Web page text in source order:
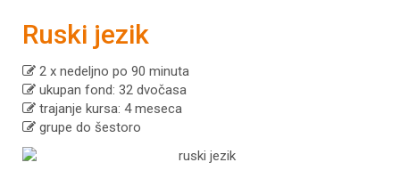
Ruski jezik
2 x nedeljno po 90 minuta
ukupan fond: 32 dvočasa
trajanje kursa: 4 meseca
grupe do šestoro